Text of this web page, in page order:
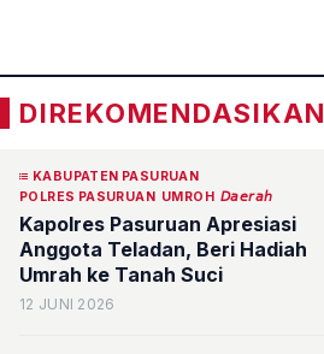
DIREKOMENDASIKAN
KABUPATEN PASURUAN
POLRES PASURUAN UMROH 𝘋𝘢𝘦𝘳𝘢𝘩
Kapolres Pasuruan Apresiasi
Anggota Teladan, Beri Hadiah
Umrah ke Tanah Suci
12 JUNI 2026